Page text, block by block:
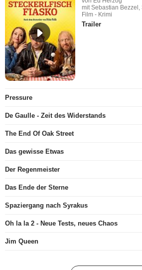
mit Sebastian
Film - Krimi
Trailer
Pressure
De Gaulle - Zeit des Widerstands
The End Of Oak Street
Das gewisse Etwas
Der Regenmeister
Das Ende der Sterne
Spaziergang nach Syrakus
Oh la la 2 - Neue Tests, neues Chaos
Jim Queen